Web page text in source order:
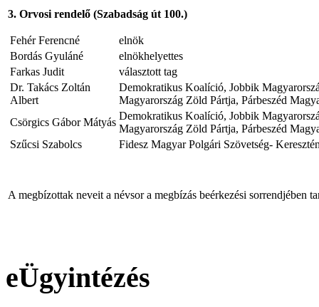
3. Orvosi rendelő (Szabadság út 100.)
Fehér Ferencné
elnök
Bordás Gyuláné
elnökhelyettes
Farkas Judit
választott tag
Dr. Takács Zoltán
Albert
Demokratikus Koalíció, Jobbik
Magyarország Zöld Pártja, Párbeszéd
Csörgics Gábor Mátyás
Demokratikus Koalíció, Jobbik
Magyarország Zöld Pártja, Párbeszéd
Szűcsi Szabolcs
Fidesz Magyar Polgári Szövetség-
A megbízottak neveit a névsor a megbízás beérkezési sorrendjében
eÜgyintézés